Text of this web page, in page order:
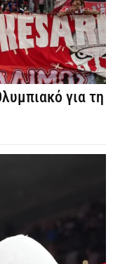
για τη